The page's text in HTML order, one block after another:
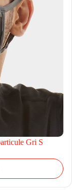
Gri S